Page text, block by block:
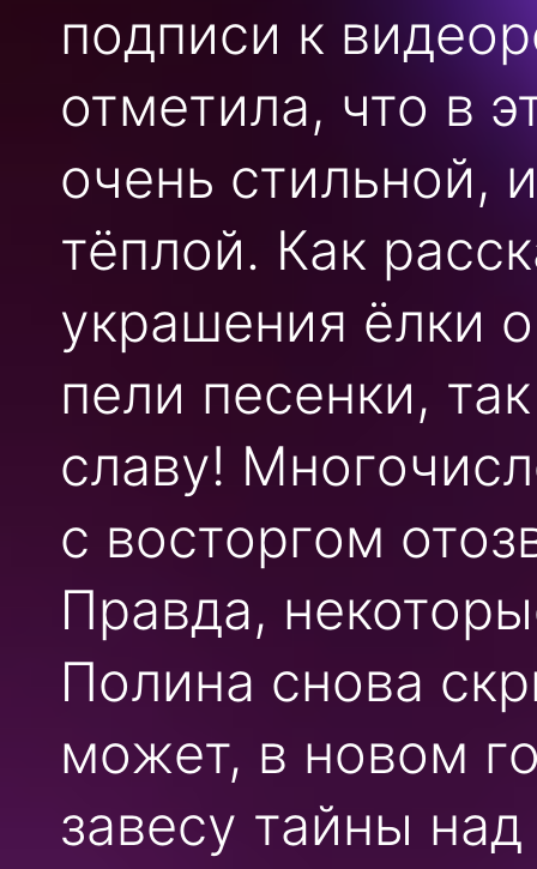
подписи к
отметила, что в
очень стильной,
тёплой. Как
украшения ёлки
пели песенки,
славу!
с восторгом
Правда,
Полина снова
может, в новом
завесу тайны